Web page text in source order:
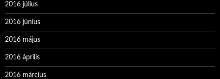
2016 július
2016 június
2016 május
2016 április
2016 március